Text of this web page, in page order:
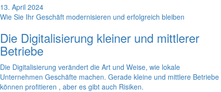
13. April 2024
Wie Sie Ihr Geschäft modernisieren und erfolgreich bleiben
Die Digitalisierung kleiner und mittlerer
Betriebe
Die Digitalisierung verändert die Art und Weise, wie lokale
Unternehmen Geschäfte machen. Gerade kleine und mittlere Betriebe
können profitieren , aber es gibt auch Risiken.